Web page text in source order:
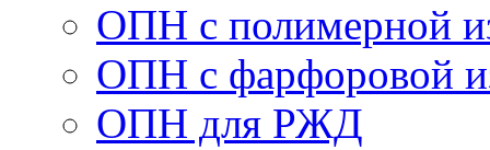
ОПН с полимерной
ОПН с фарфоровой
ОПН для РЖД